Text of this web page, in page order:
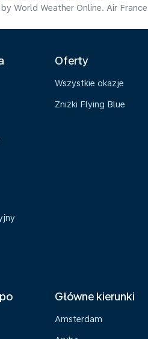
World Weather Online. Air
Oferty
Wszystkie okazje
Zniżki Flying Blue
Główne kierunki
Amsterdam